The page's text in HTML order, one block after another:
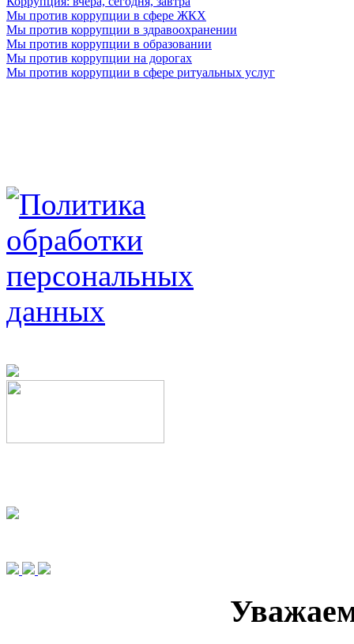
Мы против коррупции в сфере ЖКХ
Мы против коррупции в здравоохранении
Мы против коррупции в образовании
Мы против коррупции на дорогах
Мы против коррупции в сфере ритуальных услуг